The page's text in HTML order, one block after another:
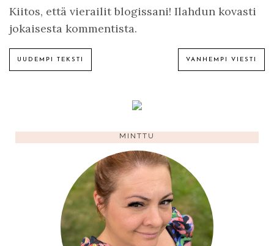
Kiitos, että vierailit blogissani! Ilahdun kovasti
jokaisesta kommentista.
UUDEMPI TEKSTI VANHEMPI VIESTI
MINTTU